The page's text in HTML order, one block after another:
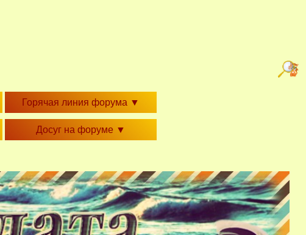
Горячая линия форума ▼
Досуг на форуме ▼